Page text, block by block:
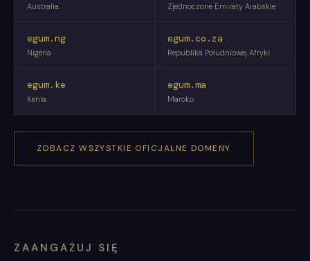
Australia Zjednoczone Emiraty Arabskie
egum.ng
Nigeria
egum.co.za
Republika Południowej Afryki
egum.ke
Kenia
egum.ma
Maroko
ZOBACZ WSZYSTKIE OFICJALNE DOMENY
ZAANGAŻUJ SIĘ